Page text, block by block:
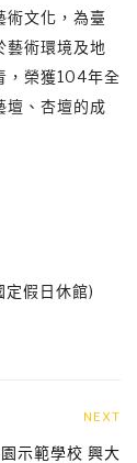
術文化，為臺
藝術環境及地
，榮獲104年全
壇、杏壇的成
假日休館)
NEXT
示範學校 興大